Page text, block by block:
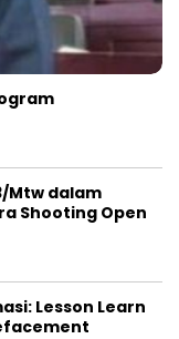
Mtw dalam
Shooting Open
Lesson Learn